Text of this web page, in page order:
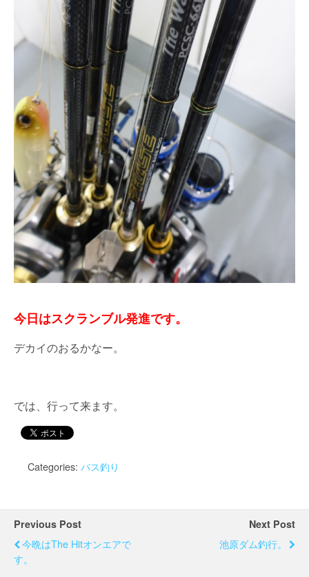
今日はスクランブル発進です。
デカイのおるかなー。
では、行って来ます。
Categories: バス釣り
Previous Post
今晩はThe Hitオンエアで
す。
Next Post
池原ダム釣行。